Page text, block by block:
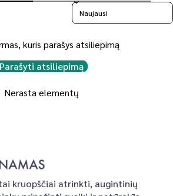
Sort reviews by
kuris parašys atsiliepimą
Parašyti atsiliepimą
Nerasta elementų
tai kruopščiai atrinkti, augintinių